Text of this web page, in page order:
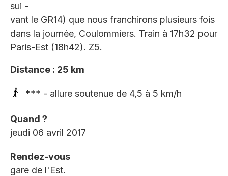
sui -
vant le GR14) que nous franchirons plusieurs fois
dans la journée, Coulommiers. Train à 17h32 pour
Paris-Est (18h42). Z5.
Distance : 25 km
*** - allure soutenue de 4,5 à 5 km/h
Quand ?
jeudi 06 avril 2017
Rendez-vous
gare de l'Est.